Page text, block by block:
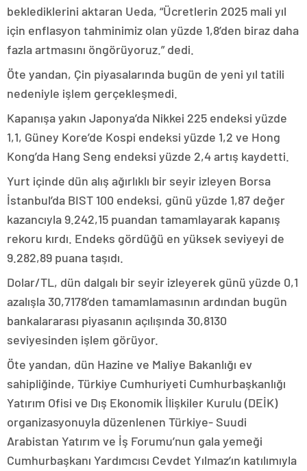
beklediklerini aktaran Ueda, “Ücretlerin 2025 mali yıl
için enflasyon tahminimiz olan yüzde 1,8’den biraz daha
fazla artmasını öngörüyoruz.” dedi.
Öte yandan, Çin piyasalarında bugün de yeni yıl tatili
nedeniyle işlem gerçekleşmedi.
Kapanışa yakın Japonya’da Nikkei 225 endeksi yüzde
1,1, Güney Kore’de Kospi endeksi yüzde 1,2 ve Hong
Kong’da Hang Seng endeksi yüzde 2,4 artış kaydetti.
Yurt içinde dün alış ağırlıklı bir seyir izleyen Borsa
İstanbul’da BIST 100 endeksi, günü yüzde 1,87 değer
kazancıyla 9.242,15 puandan tamamlayarak kapanış
rekoru kırdı. Endeks gördüğü en yüksek seviyeyi de
9.282,89 puana taşıdı.
Dolar/TL, dün dalgalı bir seyir izleyerek günü yüzde 0,1
azalışla 30,7178’den tamamlamasının ardından bugün
bankalararası piyasanın açılışında 30,8130
seviyesinden işlem görüyor.
Öte yandan, dün Hazine ve Maliye Bakanlığı ev
sahipliğinde, Türkiye Cumhuriyeti Cumhurbaşkanlığı
Yatırım Ofisi ve Dış Ekonomik İlişkiler Kurulu (DEİK)
organizasyonuyla düzenlenen Türkiye- Suudi
Arabistan Yatırım ve İş Forumu’nun gala yemeği
Cumhurbaşkanı Yardımcısı Cevdet Yılmaz’ın katılımıyla